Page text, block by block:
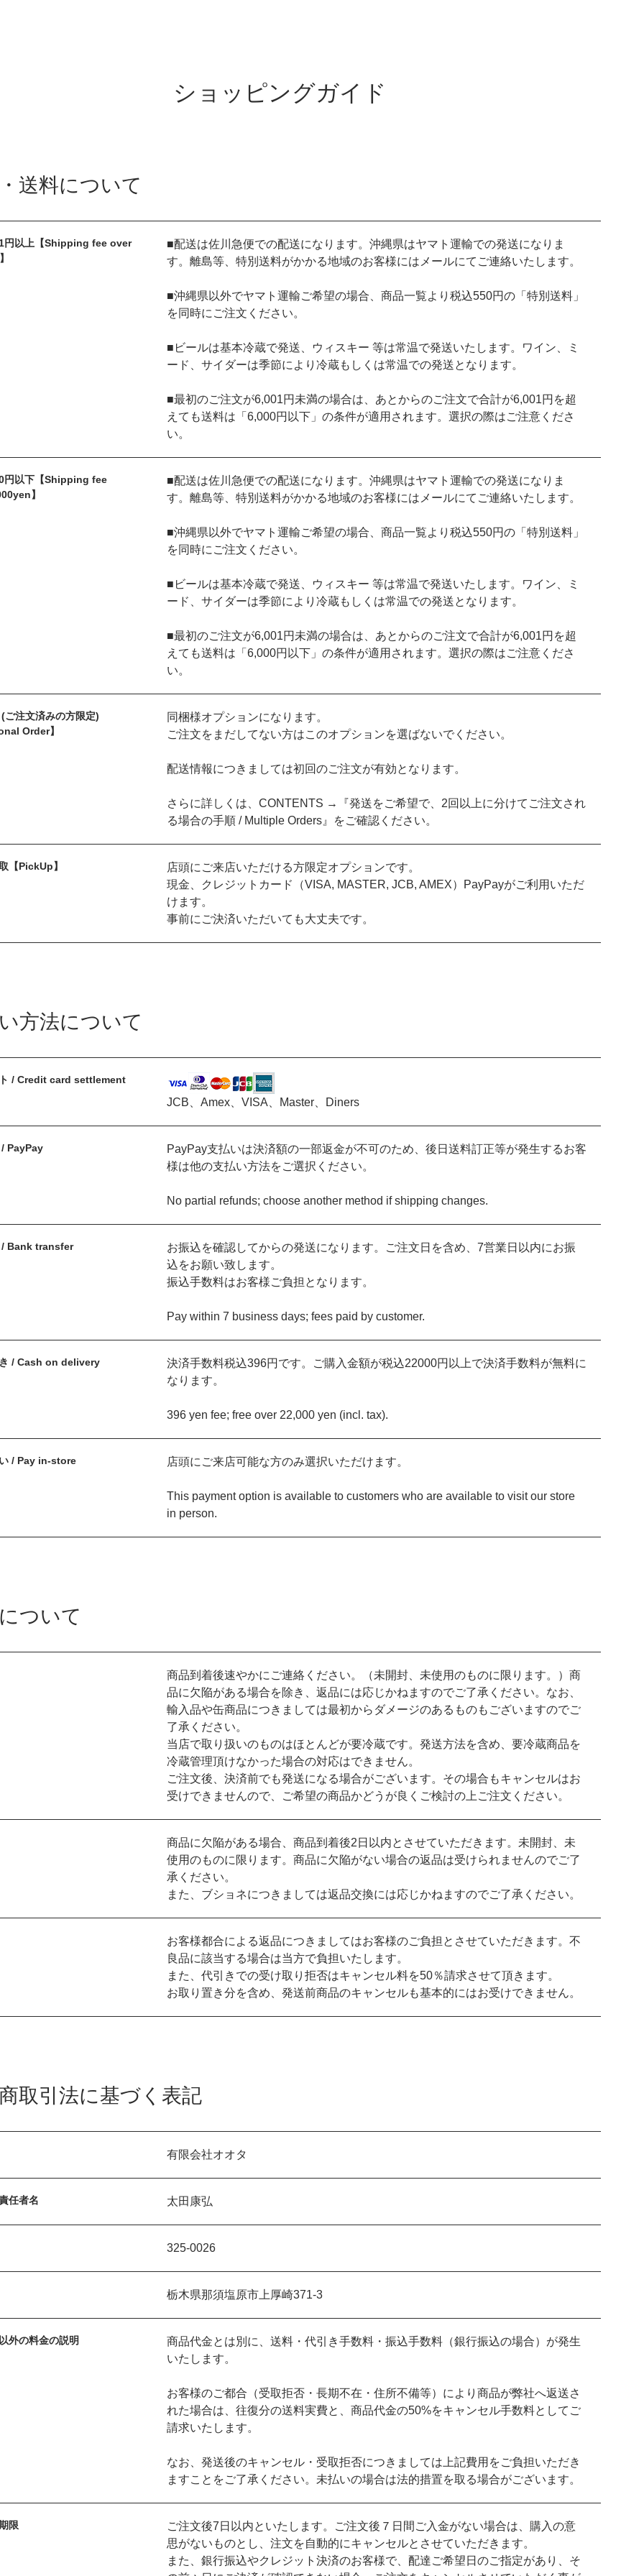
ショッピングガイド
送料について
円以上【Shipping fee over
■配送は佐川急便での配送になります。沖縄県はヤマト運輸での発送になりま
す。離島等、特別送料がかかる地域のお客様にはメールにてご連絡いたします。
■沖縄県以外でヤマト運輸ご希望の場合、商品一覧より税込550円の「特別送料」
を同時にご注文ください。
■ビールは基本冷蔵で発送、ウィスキー 等は常温で発送いたします。ワイン、ミ
ード、サイダーは季節により冷蔵もしくは常温での発送となります。
■最初のご注文が6,001円未満の場合は、あとからのご注文で合計が6,001円を超
えても送料は「6,000円以下」の条件が適用されます。選択の際はご注意くださ
い。
円以下【Shipping fee
】
■配送は佐川急便での配送になります。沖縄県はヤマト運輸での発送になりま
す。離島等、特別送料がかかる地域のお客様にはメールにてご連絡いたします。
■沖縄県以外でヤマト運輸ご希望の場合、商品一覧より税込550円の「特別送料」
を同時にご注文ください。
■ビールは基本冷蔵で発送、ウィスキー 等は常温で発送いたします。ワイン、ミ
ード、サイダーは季節により冷蔵もしくは常温での発送となります。
■最初のご注文が6,001円未満の場合は、あとからのご注文で合計が6,001円を超
えても送料は「6,000円以下」の条件が適用されます。選択の際はご注意くださ
い。
ご注文済みの方限定)
Order】
同梱様オプションになります。
ご注文をまだしてない方はこのオプションを選ばないでください。
配送情報につきましては初回のご注文が有効となります。
さらに詳しくは、CONTENTS →『発送をご希望で、2回以上に分けてご注文され
る場合の手順 / Multiple Orders』をご確認ください。
【PickUp】
店頭にご来店いただける方限定オプションです。
現金、クレジットカード（VISA, MASTER, JCB, AMEX）PayPayがご利用いただ
けます。
事前にご決済いただいても大丈夫です。
方法について
/ Credit card settlement
JCB、Amex、VISA、Master、Diners
PayPay
PayPay支払いは決済額の一部返金が不可のため、後日送料訂正等が発生するお客
様は他の支払い方法をご選択ください。
No partial refunds; choose another method if shipping changes.
/ Bank transfer
お振込を確認してからの発送になります。ご注文日を含め、7営業日以内にお振
込をお願い致します。
振込手数料はお客様ご負担となります。
Pay within 7 business days; fees paid by customer.
/ Cash on delivery
決済手数料税込396円です。ご購入金額が税込22000円以上で決済手数料が無料に
なります。
396 yen fee; free over 22,000 yen (incl. tax).
/ Pay in-store 店頭にご来店可能な方のみ選択いただけます。
This payment option is available to customers who are available to visit our store
in person.
ついて
商品到着後速やかにご連絡ください。（未開封、未使用のものに限ります。）商
品に欠陥がある場合を除き、返品には応じかねますのでご了承ください。なお、
輸入品や缶商品につきましては最初からダメージのあるものもございますのでご
了承ください。
当店で取り扱いのものはほとんどが要冷蔵です。発送方法を含め、要冷蔵商品を
冷蔵管理頂けなかった場合の対応はできません。
ご注文後、決済前でも発送になる場合がございます。その場合もキャンセルはお
受けできませんので、ご希望の商品かどうが良くご検討の上ご注文ください。
商品に欠陥がある場合、商品到着後2日以内とさせていただきます。未開封、未
使用のものに限ります。商品に欠陥がない場合の返品は受けられませんのでご了
承ください。
また、ブショネにつきましては返品交換には応じかねますのでご了承ください。
お客様都合による返品につきましてはお客様のご負担とさせていただきます。不
良品に該当する場合は当方で負担いたします。
また、代引きでの受け取り拒否はキャンセル料を50％請求させて頂きます。
お取り置き分を含め、発送前商品のキャンセルも基本的にはお受けできません。
取引法に基づく表記
有限会社オオタ
任者名 太田康弘
325-0026
栃木県那須塩原市上厚崎371-3
外の料金の説明
商品代金とは別に、送料・代引き手数料・振込手数料（銀行振込の場合）が発生
いたします。
お客様のご都合（受取拒否・長期不在・住所不備等）により商品が弊社へ返送さ
れた場合は、往復分の送料実費と、商品代金の50%をキャンセル手数料としてご
請求いたします。
なお、発送後のキャンセル・受取拒否につきましては上記費用をご負担いただき
ますことをご了承ください。未払いの場合は法的措置を取る場合がございます。
限
ご注文後7日以内といたします。ご注文後７日間ご入金がない場合は、購入の意
思がないものとし、注文を自動的にキャンセルとさせていただきます。
また、銀行振込やクレジット決済のお客様で、配達ご希望日のご指定があり、そ